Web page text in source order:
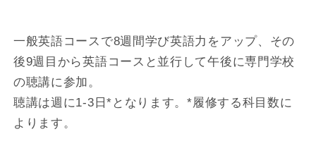
一般英語コースで8週間学び英語力をアップ、その
後9週目から英語コースと並行して午後に専門学校
の聴講に参加。
聴講は週に1-3日*となります。*履修する科目数に
よります。